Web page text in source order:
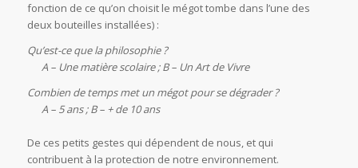
fonction de ce qu’on choisit le mégot tombe dans l’une des
deux bouteilles installées) :
Qu’est-ce que la philosophie ?
A – Une matière scolaire ; B – Un Art de Vivre
Combien de temps met un mégot pour se dégrader ?
A – 5 ans ; B – + de 10 ans
De ces petits gestes qui dépendent de nous, et qui
contribuent à la protection de notre environnement.